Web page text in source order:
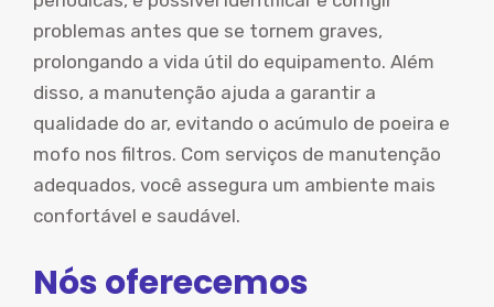
problemas antes que se tornem graves,
prolongando a vida útil do equipamento. Além
disso, a manutenção ajuda a garantir a
qualidade do ar, evitando o acúmulo de poeira e
mofo nos filtros. Com serviços de manutenção
adequados, você assegura um ambiente mais
confortável e saudável.
Nós oferecemos